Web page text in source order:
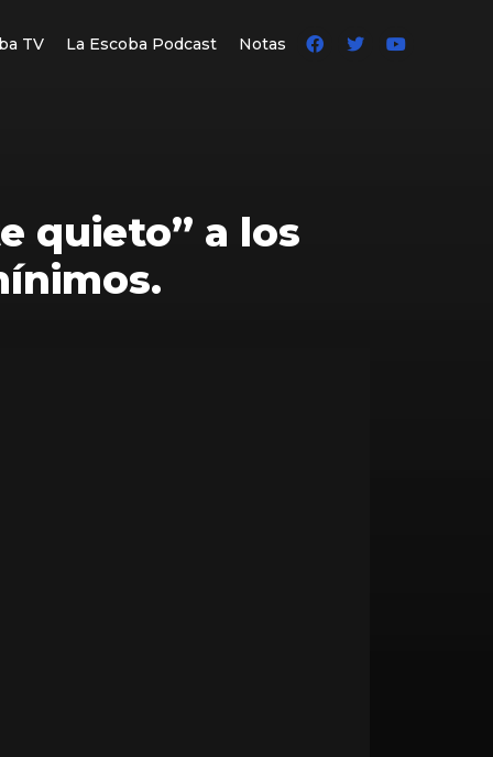
TV La Escoba Podcast Notas
quieto” a los